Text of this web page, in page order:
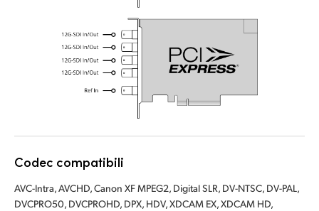
Codec compatibili
AVC-Intra, AVCHD, Canon XF MPEG2, Digital SLR, DV-NTSC, DV-PAL,
DVCPRO50, DVCPROHD, DPX, HDV, XDCAM EX, XDCAM HD,